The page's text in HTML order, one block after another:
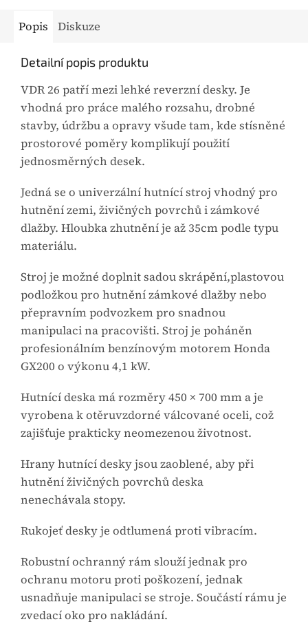
Popis Diskuze
Detailní popis produktu
VDR 26 patří mezi lehké reverzní desky. Je
vhodná pro práce malého rozsahu, drobné
stavby, údržbu a opravy všude tam, kde stísněné
prostorové poměry komplikují použití
jednosměrných desek.
Jedná se o univerzální hutnící stroj vhodný pro
hutnění zemi, živičných povrchů i zámkové
dlažby. Hloubka zhutnění je až 35cm podle typu
materiálu.
Stroj je možné doplnit sadou skrápění,plastovou
podložkou pro hutnění zámkové dlažby nebo
přepravním podvozkem pro snadnou
manipulaci na pracovišti. Stroj je poháněn
profesionálním benzínovým motorem Honda
GX200 o výkonu 4,1 kW.
Hutnící deska má rozměry 450 × 700 mm a je
vyrobena k otěruvzdorné válcované oceli, což
zajišťuje prakticky neomezenou životnost.
Hrany hutnící desky jsou zaoblené, aby při
hutnění živičných povrchů deska
nenechávala stopy.
Rukojeť desky je odtlumená proti vibracím.
Robustní ochranný rám slouží jednak pro
ochranu motoru proti poškození, jednak
usnadňuje manipulaci se stroje. Součástí rámu je
zvedací oko pro nakládání.